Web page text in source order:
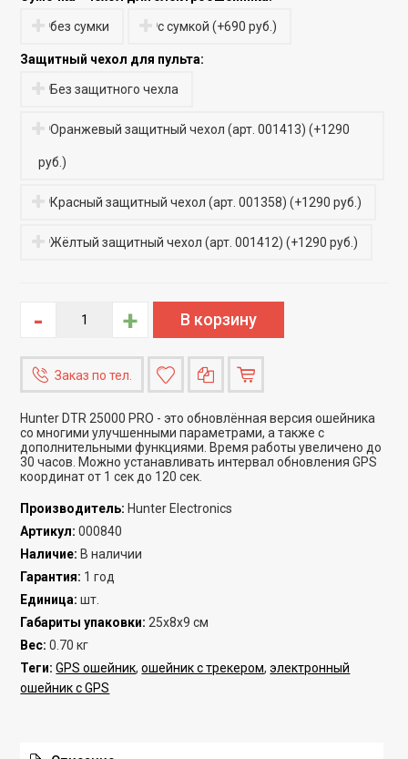
без сумки с сумкой (+690 руб. )
Защитный чехол для пульта:
Без защитного чехла
Оранжевый защитный чехол (арт. 001413) (+1290
руб. )
Красный защитный чехол (арт. 001358) (+1290 руб. )
Жёлтый защитный чехол (арт. 001412) (+1290 руб. )
- +
Заказ по тел.
Hunter DTR 25000 PRO - это обновлённая версия ошейника
со многими улучшенными параметрами, а также с
дополнительными функциями. Время работы увеличено до
30 часов. Можно устанавливать интервал обновления GPS
координат от 1 сек до 120 сек.
Производитель: Hunter Electronics
Артикул: 000840
Наличие: В наличии
Гарантия: 1 год
Единица: шт.
Габариты упаковки: 25x8x9 см
Вес: 0.70 кг
Теги: GPS ошейник,ошейник с трекером,электронный
ошейник с GPS